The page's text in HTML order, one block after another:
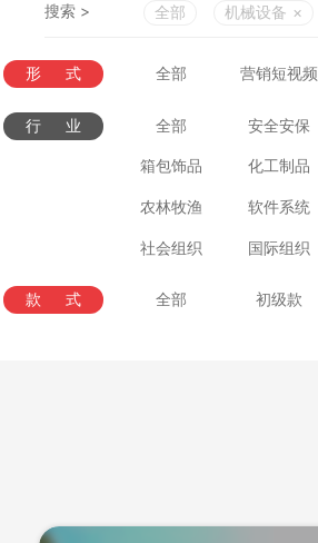
搜索 > 全部 机械设备 ×
形式 全部 营销短视频
行业 全部 安全安保
箱包饰品 化工制品
农林牧渔 软件系统
社会组织 国际组织
款式 全部 初级款